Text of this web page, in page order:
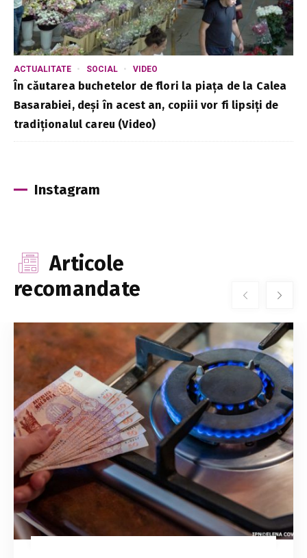
ACTUALITATE SOCIAL VIDEO
În căutarea buchetelor de flori la piața de la Calea
Basarabiei, deși în acest an, copiii vor fi lipsiți de
tradiționalul careu (Video)
Instagram
Articole
recomandate